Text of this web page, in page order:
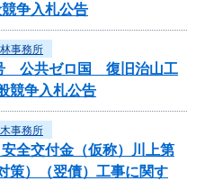
争入札公告
事務所
公共ゼロ国 復旧治山工
競争入札公告
事務所
全交付金（仮称）川上第
策）（翌債）工事に関す